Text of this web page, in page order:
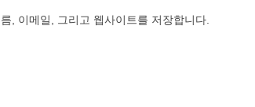
, 이메일, 그리고 웹사이트를 저장합니다.